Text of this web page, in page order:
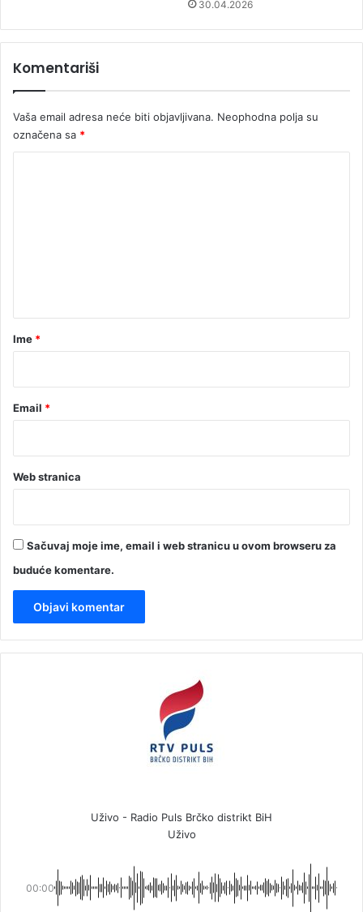
30.04.2026
Komentariši
Vaša email adresa neće biti objavljivana. Neophodna polja su
označena sa *
rIme *
Email *
Web stranica
Sačuvaj moje ime, email i web stranicu u ovom browseru za
buduće komentare.
Uživo - Radio Puls Brčko distrikt BiH
Uživo
00:00